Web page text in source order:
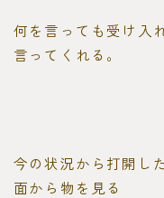
何を言っても受け入
言ってくれる。
今の状況から打開し
面から物を見る